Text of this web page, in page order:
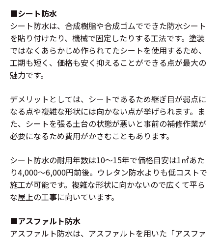
■シート防水
シート防水は、合成樹脂や合成ゴムでできた防水シート
を貼り付けたり、機械で固定したりする工法です。塗装
ではなくあらかじめ作られてたシートを使用するため、
工期も短く、価格も安く抑えることができる点が最大の
魅力です。
デメリットとしては、シートであるため継ぎ目が弱点に
なる点や複雑な形状には向かない点が挙げられます。ま
た、シートを張る土台の状態が悪いと事前の補修作業が
必要になるため費用がかさむこともあります。
シート防水の耐用年数は10〜15年で価格目安は1㎡あた
り4,000〜6,000円前後。ウレタン防水よりも低コストで
施工が可能です。複雑な形状に向かないので広くて平ら
な屋上の工事に向いています。
■アスファルト防水
アスファルト防水は、アスファルトを用いた「アスファ